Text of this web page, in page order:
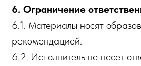
6. Ограничение
6.1. Материалы носят
рекомендацией.
6.2. Исполнитель не несет